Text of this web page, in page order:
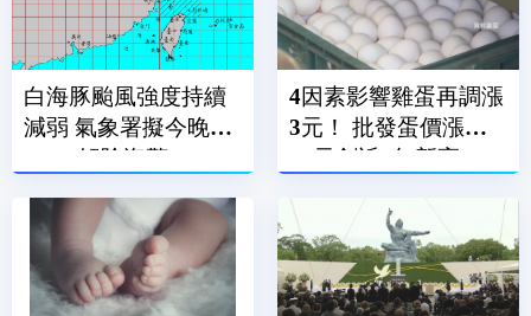
白海豚颱風強度持續
減弱 氣象署擬今晚
23:30解除海警
4因素影響雞蛋再調漲
3元！ 批發蛋價漲到
49元創近2年新高